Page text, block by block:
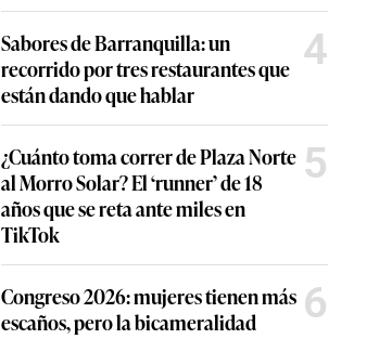
Sabores de Barranquilla: un
recorrido por tres restaurantes que
están dando que hablar
4
¿Cuánto toma correr de Plaza Norte
al Morro Solar? El ‘runner’ de 18
años que se reta ante miles en
TikTok
5
Congreso 2026: mujeres tienen más
escaños, pero la bicameralidad
6